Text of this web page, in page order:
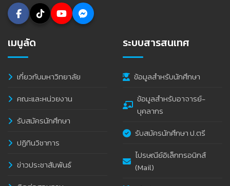
เมนูลัด
เกี่ยวกับมหาวิทยาลัย
คณะและหน่วยงาน
รับสมัครนักศึกษา
ปฏิทินวิชาการ
ข่าวประชาสัมพันธ์
ระบบสารสนเทศ
ข้อมูลสำหรับนักศึกษา
ข้อมูลสำหรับอาจารย์-
บุคลากร
รับสมัครนักศึกษา ป.ตรี
ไปรษณีย์อิเล็กทรอนิกส์
(Mail)